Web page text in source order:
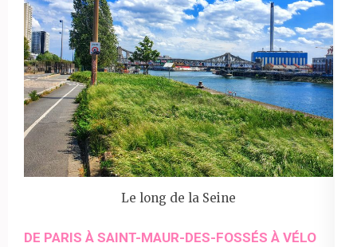
Le long de la Seine
DE PARIS À SAINT-MAUR-DES-FOSSÉS À VÉLO